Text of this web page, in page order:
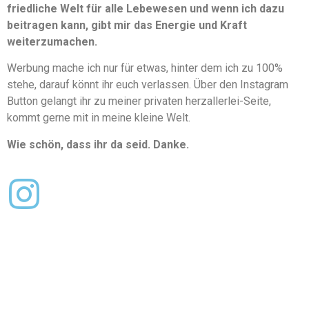
friedliche Welt für alle Lebewesen und wenn ich dazu
beitragen kann, gibt mir das Energie und Kraft
weiterzumachen.
Werbung mache ich nur für etwas, hinter dem ich zu 100%
stehe, darauf könnt ihr euch verlassen. Über den Instagram
Button gelangt ihr zu meiner privaten herzallerlei-Seite,
kommt gerne mit in meine kleine Welt.
Wie schön, dass ihr da seid. Danke.